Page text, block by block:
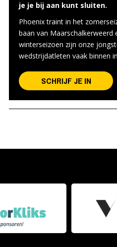
je je bij aan kunt sluiten.
Phoenix traint in het
baan van Maarschalkerweerd
winterseizoen zijn onze
wedstrijdatleten vaak binnen
SCHRIJF JE IN